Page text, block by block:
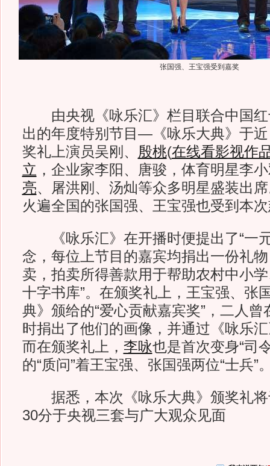
张国强、王宝强受到嘉奖
由央视《咏乐汇》栏目联合中国红
出的年度特别节目—《咏乐大典》于
奖礼上演员吴刚、 殷桃(在线看影视作
立 ，企业家李阳、唐骏，体育明星李
亮、屠洪刚、汤灿等众多明星盛装出席
火遍全国的张国强、王宝强也受到本
《咏乐汇》在开播时便提出了“一
念，每位上节目的嘉宾均捐出一份礼
卖，拍卖所得善款用于帮助农村中小
十字书库”。在颁奖礼上，王宝强、张
典》颁给的“爱心贡献嘉宾奖”，二人
时捐出了他们的画像，并通过《咏乐
而在颁奖礼上， 李咏也是首次变身“司
的“质问”着王宝强、张国强两位“士兵”
据悉，本次《咏乐大典》颁奖礼将
30分于央视三套与广大观众见面